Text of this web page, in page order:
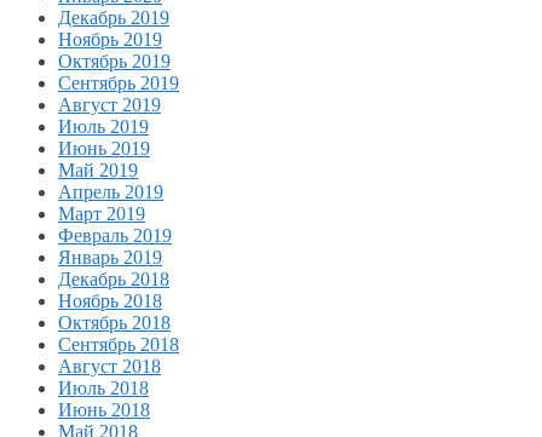
Декабрь 2019
Ноябрь 2019
Октябрь 2019
Сентябрь 2019
Август 2019
Июль 2019
Июнь 2019
Май 2019
Апрель 2019
Март 2019
Февраль 2019
Январь 2019
Декабрь 2018
Ноябрь 2018
Октябрь 2018
Сентябрь 2018
Август 2018
Июль 2018
Июнь 2018
Май 2018